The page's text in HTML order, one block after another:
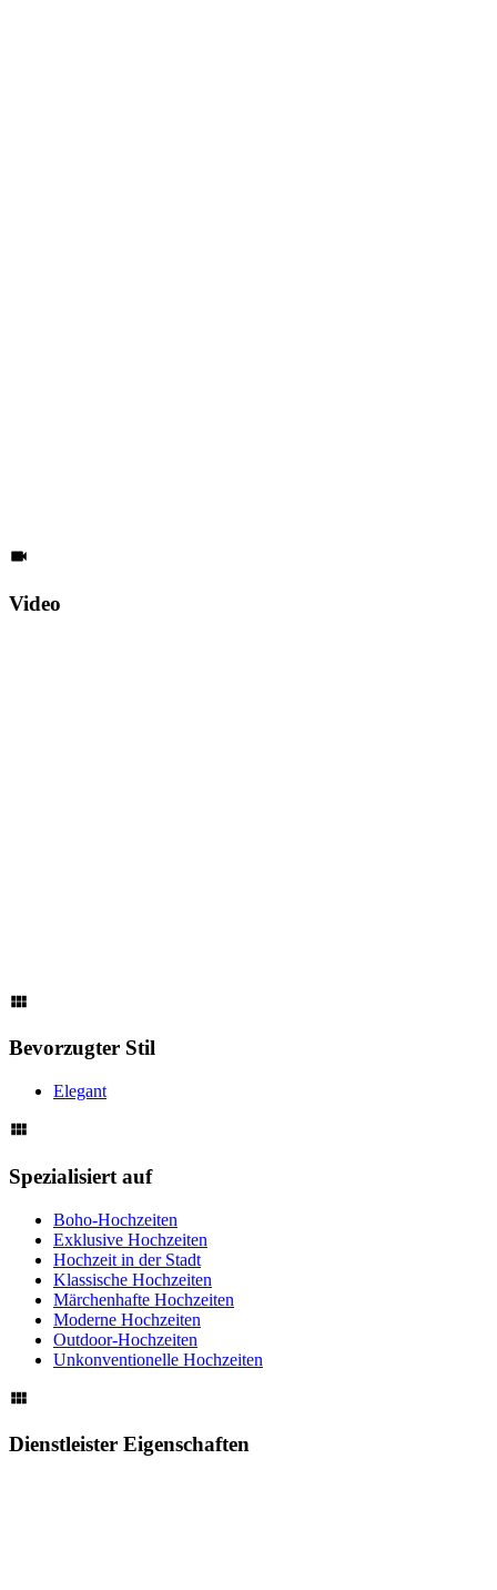
Video
Bevorzugter Stil
Elegant
Spezialisiert auf
Boho-Hochzeiten
Exklusive Hochzeiten
Hochzeit in der Stadt
Klassische Hochzeiten
Märchenhafte Hochzeiten
Moderne Hochzeiten
Outdoor-Hochzeiten
Unkonventionelle Hochzeiten
Dienstleister Eigenschaften